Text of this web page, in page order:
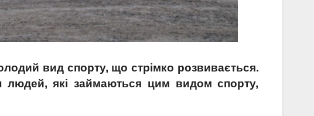
вид спорту, що стрімко розвивається.
людей, які займаються цим видом спорту,